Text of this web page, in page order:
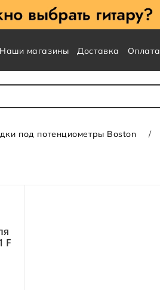
Наши магазины Доставка Оплата
под потенциометры Boston
F